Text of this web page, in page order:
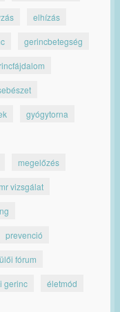
elhízás
gerincbetegség
gyógytorna
megelőzés
mr vizsgálat
prevenció
fórum
gerinc életmód